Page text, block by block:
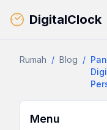
DigitalClock
Rumah / Blog /
Menu